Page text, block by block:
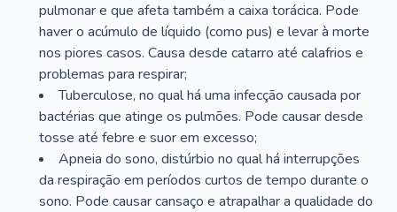
pulmonar e que afeta também a caixa torácica. Pode
haver o acúmulo de líquido (como pus) e levar à morte
nos piores casos. Causa desde catarro até calafrios e
problemas para respirar;
Tuberculose, no qual há uma infecção causada por
bactérias que atinge os pulmões. Pode causar desde
tosse até febre e suor em excesso;
Apneia do sono, distúrbio no qual há interrupções
da respiração em períodos curtos de tempo durante o
sono. Pode causar cansaço e atrapalhar a qualidade do